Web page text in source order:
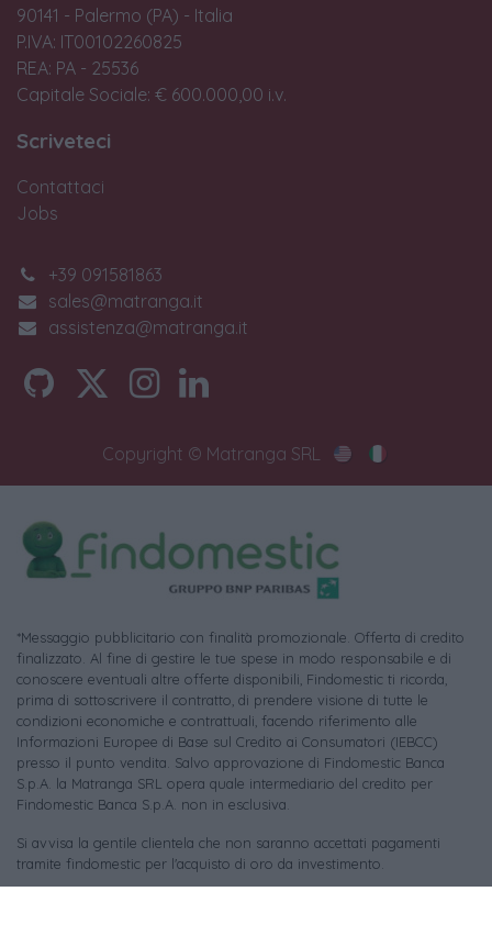
90141 - Palermo (PA) - Italia
P.IVA: IT00102260825
REA: PA - 25536
Capitale Sociale: € 600.000,00 i.v.
Scriveteci
Contattaci
Jobs
+39 091581863
sales@matranga.it
assistenza@matranga.it
Copyright © Matranga SRL
*Messaggio pubblicitario con finalità promozionale. Offerta di credito
finalizzato. Al fine di gestire le tue spese in modo responsabile e di
conoscere eventuali altre offerte disponibili, Findomestic ti ricorda,
prima di sottoscrivere il contratto, di prendere visione di tutte le
condizioni economiche e contrattuali, facendo riferimento alle
Informazioni Europee di Base sul Credito ai Consumatori (IEBCC)
presso il punto vendita. Salvo approvazione di Findomestic Banca
S.p.A. la Matranga SRL opera quale intermediario del credito per
Findomestic Banca S.p.A. non in esclusiva.
Si avvisa la gentile clientela che non saranno accettati pagamenti
tramite findomestic per l'acquisto di oro da investimento.